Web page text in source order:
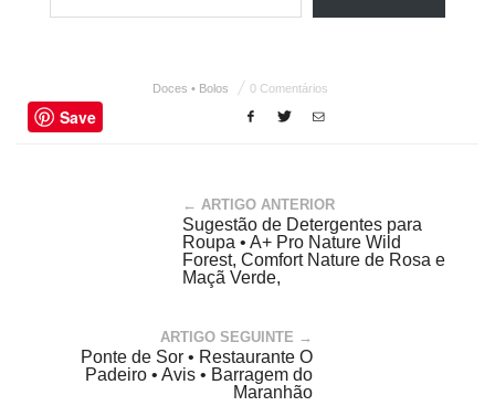
Doces • Bolos 0 Comentários
Save
← ARTIGO ANTERIOR
Sugestão de Detergentes para
Roupa • A+ Pro Nature Wild
Forest, Comfort Nature de Rosa e
Maçã Verde,
ARTIGO SEGUINTE →
Ponte de Sor • Restaurante O
Padeiro • Avis • Barragem do
Maranhão